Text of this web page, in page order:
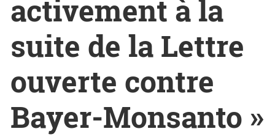
activement à la
suite de la Lettre
ouverte contre
Bayer-Monsanto »